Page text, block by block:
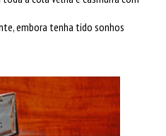
embora tenha tido sonhos